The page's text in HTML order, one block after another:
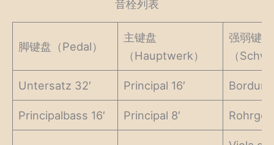
音栓列表
脚键盘（Pedal）
主键盘
（Hauptwerk）
强弱键盘
（
Untersatz 32′ Principal 16′ Bordun
Principalbass 16′ Principal 8′